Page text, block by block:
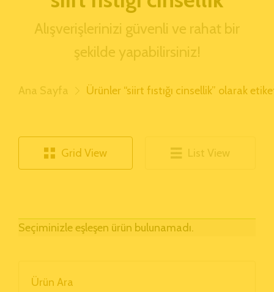
Alışverişlerinizi güvenli ve rahat bir
şekilde yapabilirsiniz!
Ana Sayfa Ürünler “siirt fıstığı cinsellik” olarak
Grid View List View
Seçiminizle eşleşen ürün bulunamadı.
Ürün Ara